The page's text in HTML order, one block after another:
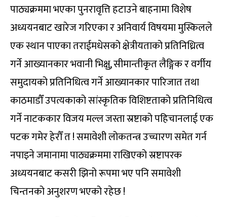
पाठ्यक्रममा भएका पुनरावृत्ति हटाउने बाहनामा विशेष
अध्ययनबाट खारेज गरिएका र अनिवार्य विषयमा मुस्किलले
एक स्थान पाएका तराईमधेसको क्षेत्रीयताको प्रतिनिध्रित्व
गर्ने आख्यानकार भवानी भिक्षु, सीमान्तीकृत लैङ्गिक र वर्गीय
समुदायको प्रतिनिधित्व गर्ने आख्यानकार पारिजात तथा
काठमाडौँ उपत्यकाको सांस्कृतिक विशिष्टताको प्रतिनिधित्व
गर्ने नाटककार विजय मल्ल जस्ता स्रष्टाको पहिचानलाई एक
पटक गमेर हेरौँ त ! समावेशी लोकतन्त्र उच्चारण समेत गर्न
नपाइने जमानामा पाठ्यक्रममा राखिएको स्रष्टापरक
अध्ययनबाट कसरी झिनो रूपमा भए पनि समावेशी
चिन्तनको अनुशरण भएको रहेछ !